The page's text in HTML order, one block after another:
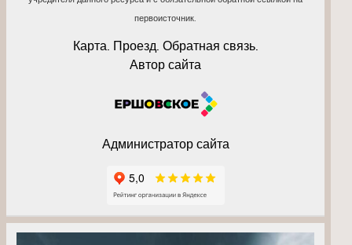
первоисточник.
Карта. Проезд. Обратная связь.
Автор сайта
Администратор сайта